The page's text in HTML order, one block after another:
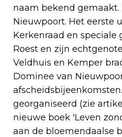
naam bekend
Nieuwpoort. Het eerste
Kerkenraad en
Roest en zijn
Veldhuis en Kemper
Dominee van
georganiseerd (zie
nieuwe boek 'Leven
aan de bloemendaalse